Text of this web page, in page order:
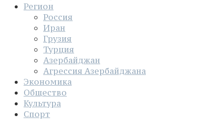
Регион
Россия
Иран
Грузия
Турция
Азербайджан
Агрессия Азербайджана
Экономика
Общество
Культура
Спорт